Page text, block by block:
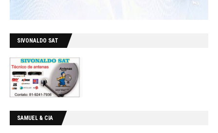
SIVONALDO SAT
SAMUEL & CIA